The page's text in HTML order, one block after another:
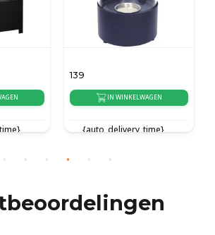
139
IN WINKELWAGEN
{auto_delivery_time}